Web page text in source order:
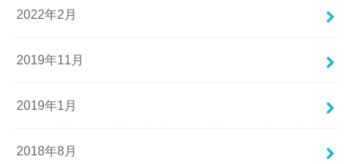
2022年2月
2019年11月
2019年1月
2018年8月